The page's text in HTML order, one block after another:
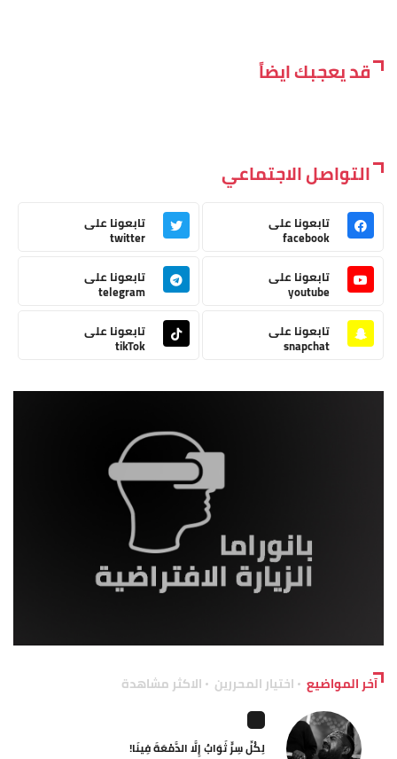
قد يعجبك ايضاً
التواصل الاجتماعي
تابعونا على
facebook
تابعونا على
twitter
تابعونا على
youtube
تابعونا على
telegram
تابعونا على
snapchat
تابعونا على
tikTok
آخر المواضيع اختيار المحررين الاكثر مشاهدة
لِكُلِّ سِرٍّ ثَوَابٌ إِلَّا الدَّمْعَةَ فِينَا!